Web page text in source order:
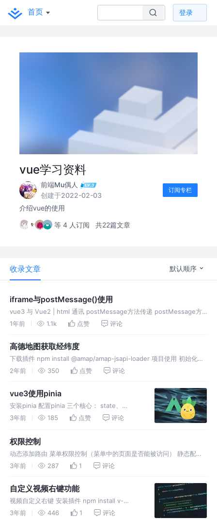
首页 登录
vue学习资料
前端Mu偶人
创建于2022-02-03
订阅专栏
介绍vue的使用
等 4 人订阅 共22篇文章
收录文章 默认顺序
iframe与postMessage()使用
vue3 与 Vue2 | html 通讯 postMessage方法传递 postMessage方
法是HTML5中提供的一种跨文档通信的方式，可以在不同的窗口或者
1年前 1.1k 点赞 评论
高德地图获取经纬度
下载插件 npm install @amap/amap-jsapi-loader 项目使用 初始化地
图 initMap() 获取定位 getGeolocation() 创建点位 createMarke
2年前 350 点赞 评论
vue3使用pinia
安装pinia 配置pinia 三个核心： state、
getters、actions，等同于组件的data、
mutations，只有：state、g
3年前 185 点赞 评论
权限控制
动态添加路由 菜单权限控制（菜单中的页面是否能被访问） 静态配置
的路由时直接在routes里面进行配置，但是动态路由是通过
3年前 287 1 评论
自定义视频右键功能
视频自定义右键 安装插件 npm install v-
contextmenu 引入插件 main.js 使用组件(关闭
3年前 446 1 评论